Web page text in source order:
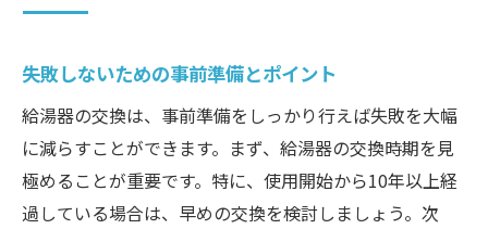
失敗しないための事前準備とポイント
給湯器の交換は、事前準備をしっかり行えば失敗を大幅
に減らすことができます。まず、給湯器の交換時期を見
極めることが重要です。特に、使用開始から10年以上経
過している場合は、早めの交換を検討しましょう。次